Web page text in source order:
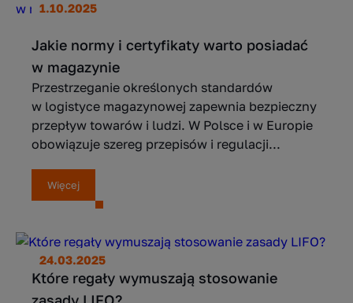
1.10.2025
Jakie normy i certyfikaty warto posiadać
w magazynie
Przestrzeganie określonych standardów
w logistyce magazynowej zapewnia bezpieczny
przepływ towarów i ludzi. W Polsce i w Europie
obowiązuje szereg przepisów i regulacji...
Więcej
24.03.2025
Które regały wymuszają stosowanie